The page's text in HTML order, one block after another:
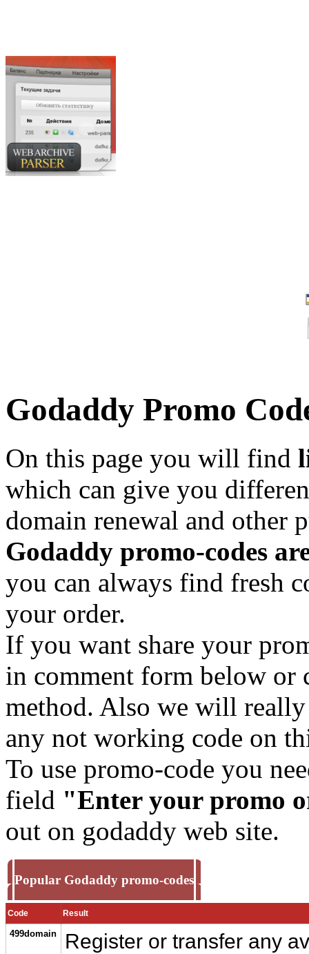
Godaddy Promo
On this page you will find
which can give you
domain renewal and other
Godaddy promo-codes
you can always find fresh
your order.
If you want share your
in comment form below or
method. Also we will
any not working code on
To use promo-code you
field "Enter your promo
out on godaddy web site.
Popular Godaddy promo-codes
Code Result
499domain
Register or transfer any